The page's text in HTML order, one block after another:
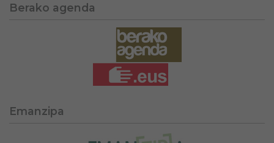
Berako agenda
Emanzipa